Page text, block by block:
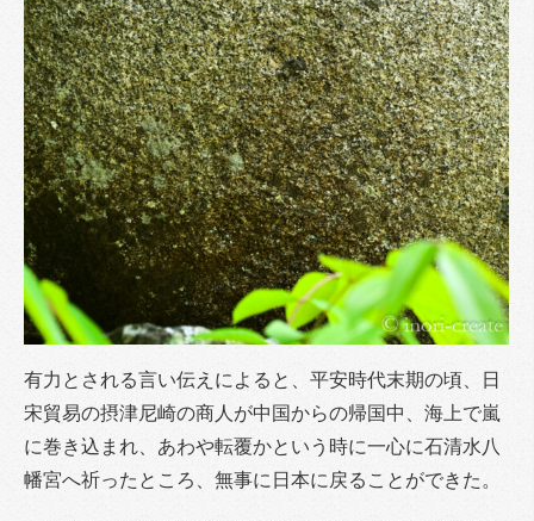
有力とされる言い伝えによると、平安時代末期の頃、日
宋貿易の摂津尼崎の商人が中国からの帰国中、海上で嵐
に巻き込まれ、あわや転覆かという時に一心に石清水八
幡宮へ祈ったところ、無事に日本に戻ることができた。